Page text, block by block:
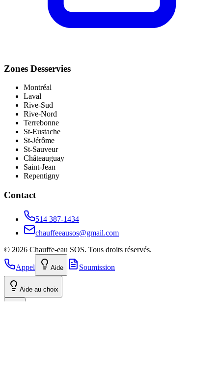
Zones Desservies
Montréal
Laval
Rive-Sud
Rive-Nord
Terrebonne
St-Eustache
St-Jérôme
St-Sauveur
Châteauguay
Saint-Jean
Repentigny
Contact
514 387-1434
chauffeeausos@gmail.com
© 2026 Chauffe-eau SOS. Tous droits réservés.
Appel Aide Soumission
Aide au choix